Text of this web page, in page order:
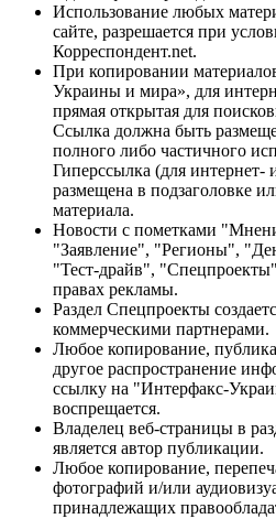
Использование любых
сайте, разрешается при
Корреспондент.net.
При копировании
Украины и мира», для
прямая открытая для
Ссылка должна быть
полного либо частичного
Гиперссылка (для интернет-
размещена в подзаголовке
материала.
Новости с пометками
"Заявление", "Регионы",
"Тест-драйв",
правах рекламы.
Раздел Спецпроекты
коммерческими партнерами.
Любое копирование,
другое распространение
ссылку на "Интерфакс-
воспрещается.
Владелец веб-страницы в
является автор публикации.
Любое копирование,
фотографий и/или
принадлежащих